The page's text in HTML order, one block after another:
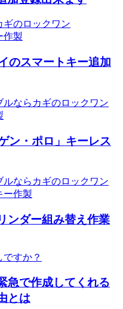
作製
のスマートキー追加
ン・ポロ」キーレス
ー作製
ンダー組み替え作業
すか？
急で作成してくれる
とは